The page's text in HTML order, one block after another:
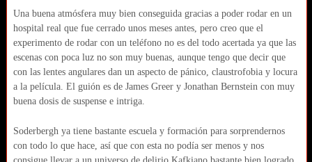
Una buena atmósfera muy bien conseguida gracias a poder rodar en un
hospital real que fue cerrado unos meses antes, pero creo que el
experimento de rodar con un teléfono no es del todo acertada ya que las
escenas con poca luz no son muy buenas, aunque tengo que decir que
con las lentes angulares dan un aspecto de pánico, claustrofobia y locura
a la película. El guión es de James Greer y Jonathan Bernstein con muy
buena dosis de suspense e intriga.
Soderbergh ya tiene bastante escuela y formación para sorprendernos
con todo lo que hace, así que con esta no podía ser menos y nos